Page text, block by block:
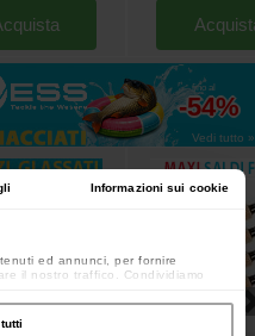
Informazioni sui cookie
ed annunci, per fornire
il nostro traffico. Condividiamo
e social media, i quali potrebbero
loro o che hanno raccolto dal
fino al
-54%
Vedi tutto »